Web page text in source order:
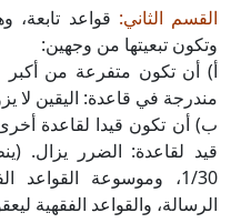
القسم الثاني: قواعد تابعة،
وتكون تبعيتها من وجهين:
أ) أن تكون متفرعة من أكبر
مندرجة في قاعدة: اليقين لا
ب) أن تكون قيدا لقاعدة
قيد لقاعدة: الضرر يزال.
الرسالة، والقواعد الفقهية